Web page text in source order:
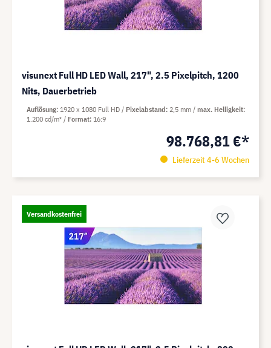
visunext Full HD LED Wall, 217", 2.5 Pixelpitch, 1200
Nits, Dauerbetrieb
98.768,81 €*
Lieferzeit 4-6 Wochen
Auflösung 1920 x 1080 Full HD Pixelabstand 2,5 mm
max. Helligkeit
1.200 cd/m²
Format 16:9
Versandkostenfrei